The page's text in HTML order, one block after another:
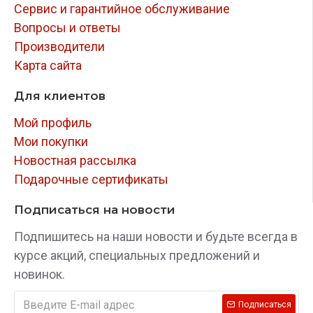
элемент кронштейна педального узла
тормоза
колеса влево рукоятка стопора упирается в
педали тормоза (фото №5).
ПРИМЕЧАНИЕ ПО УСТАНОВКЕ
БЛОКИРАТОРА GARANT BLOK PRO:
конусообразная часть и рукоятка стопора
исключают полный оборот рулевого вала.
рулевого колеса (расположение спиц руля),
так как блокирование рулевого вала на
штатный противоугонный замок
происходит через 45 град. (фото №6).
Сервис и гарантийное обслуживание
Вопросы и ответы
Производители
Карта сайта
Для клиентов
Мой профиль
Мои покупки
Новостная рассылка
Подарочные сертификаты
Подписаться на новости
Подпишитесь на наши новости и будьте всегда в
курсе акций, специальных предложений и
новинок.
Подписаться